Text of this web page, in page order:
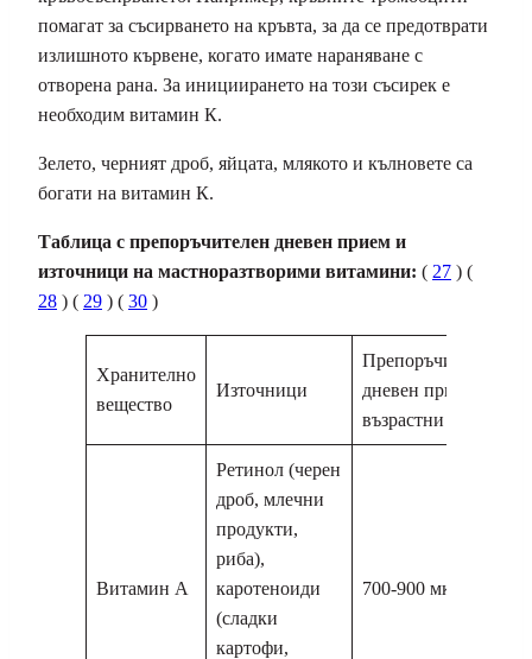
помагат за съсирването на кръвта, за да се предотврати
излишното кървене, когато имате нараняване с
отворена рана. За инициирането на този съсирек е
необходим витамин К.
Зелето, черният дроб, яйцата, млякото и кълновете са
богати на витамин К.
Таблица с препоръчителен дневен прием и
източници на мастноразтворими витамини: ( 27 ) (
28 ) ( 29 ) ( 30 )
Хранително
вещество
Източници
Препоръчителен
дневен прием за
възрастни
Витамин А
Ретинол (черен
дроб, млечни
продукти,
риба),
каротеноиди
(сладки
картофи,
700-900 мкг